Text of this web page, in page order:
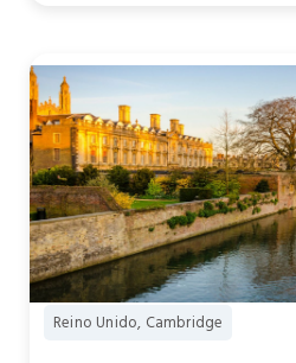
Reino Unido, Cambridge